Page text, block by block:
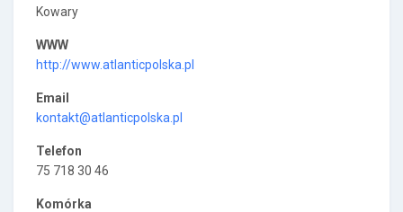
Kowary
WWW
http://www.atlanticpolska.pl
Email
kontakt@atlanticpolska.pl
Telefon
75 718 30 46
Komórka